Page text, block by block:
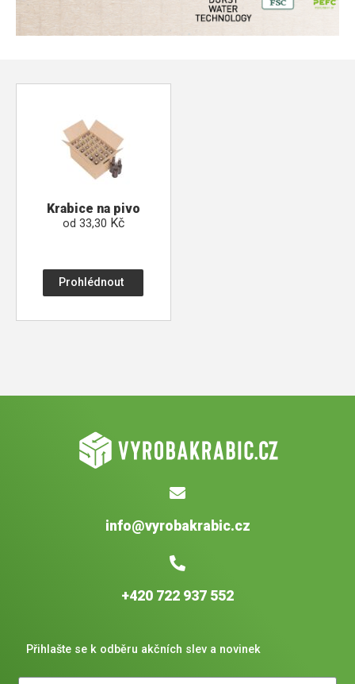
Krabice na pivo
od 33,30 Kč
Prohlédnout
info@vyrobakrabic.cz
+420 722 937 552
Přihlašte se k odběru akčních slev a novinek